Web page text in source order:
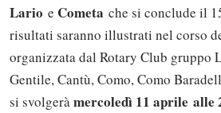
Lario e Cometa che si conclude il
risultati saranno illustrati nel corso
organizzata dal Rotary Club gruppo
Gentile, Cantù, Como, Como
si svolgeràmercoledì 11 aprile alle